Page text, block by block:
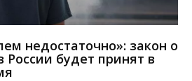
недостаточно»: закон о
России будет принят в